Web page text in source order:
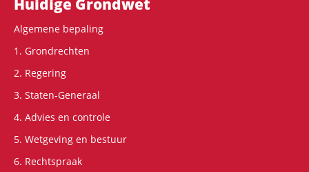
Huidige Grondwet
Algemene bepaling
1. Grondrechten
2. Regering
3. Staten-Generaal
4. Advies en controle
5. Wetgeving en bestuur
6. Rechtspraak